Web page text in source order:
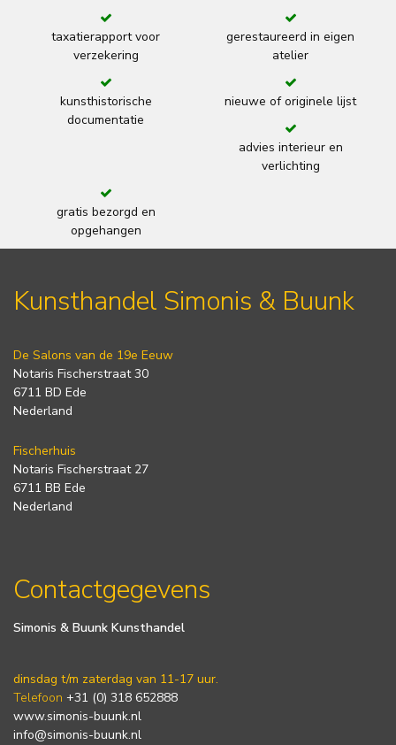
taxatierapport voor
verzekering
gerestaureerd in eigen
atelier
kunsthistorische
documentatie
nieuwe of originele lijst
advies interieur en
verlichting
gratis bezorgd en
opgehangen
Kunsthandel Simonis & Buunk
De Salons van de 19e Eeuw
Notaris Fischerstraat 30
6711 BD Ede
Nederland
Fischerhuis
Notaris Fischerstraat 27
6711 BB Ede
Nederland
Contactgegevens
Simonis & Buunk Kunsthandel
dinsdag t/m zaterdag van 11-17 uur.
Telefoon +31 (0) 318 652888
www.simonis-buunk.nl
info@simonis-buunk.nl